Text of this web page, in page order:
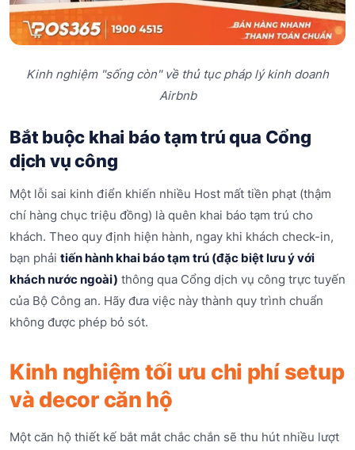
Kinh nghiệm "sống còn" về thủ tục pháp lý kinh doanh
Airbnb
Bắt buộc khai báo tạm trú qua Cổng
dịch vụ công
Một lỗi sai kinh điển khiến nhiều Host mất tiền phạt (thậm
chí hàng chục triệu đồng) là quên khai báo tạm trú cho
khách. Theo quy định hiện hành, ngay khi khách check-in,
bạn phải tiến hành khai báo tạm trú (đặc biệt lưu ý với
khách nước ngoài) thông qua Cổng dịch vụ công trực tuyến
của Bộ Công an. Hãy đưa việc này thành quy trình chuẩn
không được phép bỏ sót.
Kinh nghiệm tối ưu chi phí setup
và decor căn hộ
Một căn hộ thiết kế bắt mắt chắc chắn sẽ thu hút nhiều lượt